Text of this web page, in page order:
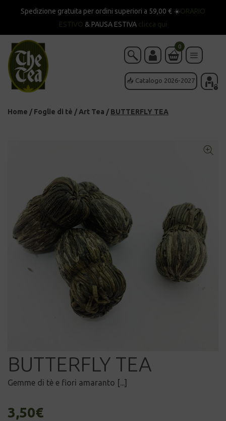
Spedizione gratuita per ordini superiori a 59,00 € ☀️ORARIO
ESTIVO & PAUSA ESTIVA clicca qui
📥 Catalogo 2026-2027
0
Home / Foglie di tè / Art Tea / BUTTERFLY TEA
BUTTERFLY TEA
Gemme di tè e fiori amaranto [...]
3,50€